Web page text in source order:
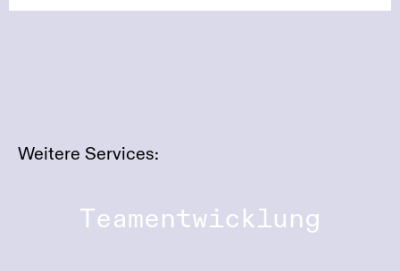
Weitere Services:
Teamentwicklung